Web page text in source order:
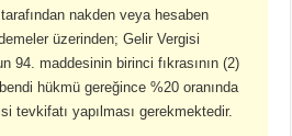
nakden veya hesaben
üzerinden; Gelir Vergisi
94. maddesinin birinci fıkrasının (2)
hükmü gereğince %20 oranında
tevkifatı yapılması gerekmektedir.